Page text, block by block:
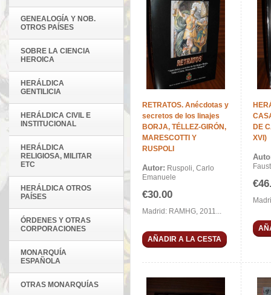
GENEALOGÍA Y NOB.
OTROS PAÍSES
SOBRE LA CIENCIA
HEROICA
HERÁLDICA
GENTILICIA
HERÁLDICA CIVIL E
INSTITUCIONAL
HERÁLDICA
RELIGIOSA, MILITAR
ETC
HERÁLDICA OTROS
PAÍSES
ÓRDENES Y OTRAS
CORPORACIONES
MONARQUÍA
ESPAÑOLA
OTRAS MONARQUÍAS
RETRATOS. Anécdotas y
secretos de los linajes
BORJA, TÉLLEZ-GIRÓN,
MARESCOTTI Y
RUSPOLI
Autor: Ruspoli, Carlo
Emanuele
€30.00
Madrid: RAMHG, 2011...
AÑADIR A LA CESTA
DE
XVI)